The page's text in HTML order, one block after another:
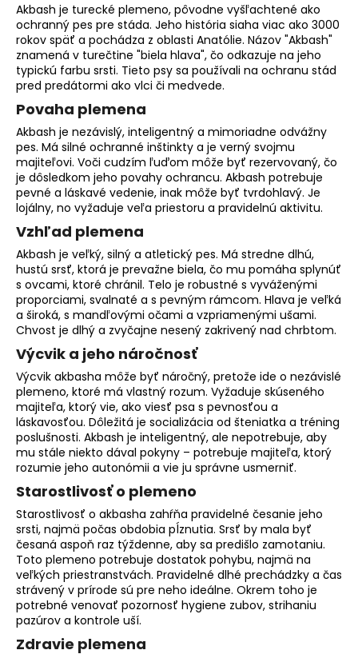
Akbash je turecké plemeno, pôvodne vyšľachtené ako
ochranný pes pre stáda. Jeho história siaha viac ako 3000
rokov späť a pochádza z oblasti Anatólie. Názov "Akbash"
znamená v turečtine "biela hlava", čo odkazuje na jeho
typickú farbu srsti. Tieto psy sa používali na ochranu stád
pred predátormi ako vlci či medvede.
Povaha plemena
Akbash je nezávislý, inteligentný a mimoriadne odvážny
pes. Má silné ochranné inštinkty a je verný svojmu
majiteľovi. Voči cudzím ľuďom môže byť rezervovaný, čo
je dôsledkom jeho povahy ochrancu. Akbash potrebuje
pevné a láskavé vedenie, inak môže byť tvrdohlavý. Je
lojálny, no vyžaduje veľa priestoru a pravidelnú aktivitu.
Vzhľad plemena
Akbash je veľký, silný a atletický pes. Má stredne dlhú,
hustú srsť, ktorá je prevažne biela, čo mu pomáha splynúť
s ovcami, ktoré chránil. Telo je robustné s vyváženými
proporciami, svalnaté a s pevným rámcom. Hlava je veľká
a široká, s mandľovými očami a vzpriamenými ušami.
Chvost je dlhý a zvyčajne nesený zakrivený nad chrbtom.
Výcvik a jeho náročnosť
Výcvik akbasha môže byť náročný, pretože ide o nezávislé
plemeno, ktoré má vlastný rozum. Vyžaduje skúseného
majiteľa, ktorý vie, ako viesť psa s pevnosťou a
láskavosťou. Dôležitá je socializácia od šteniatka a tréning
poslušnosti. Akbash je inteligentný, ale nepotrebuje, aby
mu stále niekto dával pokyny – potrebuje majiteľa, ktorý
rozumie jeho autonómii a vie ju správne usmerniť.
Starostlivosť o plemeno
Starostlivosť o akbasha zahŕňa pravidelné česanie jeho
srsti, najmä počas obdobia pĺznutia. Srsť by mala byť
česaná aspoň raz týždenne, aby sa predišlo zamotaniu.
Toto plemeno potrebuje dostatok pohybu, najmä na
veľkých priestranstvách. Pravidelné dlhé prechádzky a čas
strávený v prírode sú pre neho ideálne. Okrem toho je
potrebné venovať pozornosť hygiene zubov, strihaniu
pazúrov a kontrole uší.
Zdravie plemena
HĽADAŤ
O
d
p
o
r
ú
č
a
m
e